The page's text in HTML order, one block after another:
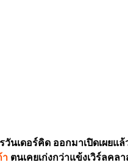
นเดอร์คิด ออกมาเปิดเผยแ
า ตนเคยเก่งกว่าแข้งเวิร์ลคล